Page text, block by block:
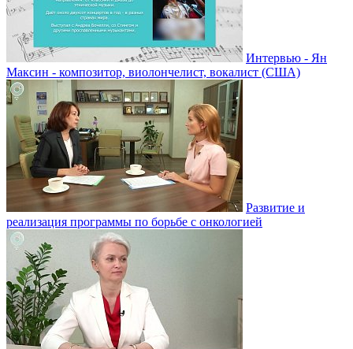
Интервью - Ян
Максин - композитор, виолончелист, вокалист (США)
Развитие и
реализация программы по борьбе с онкологией